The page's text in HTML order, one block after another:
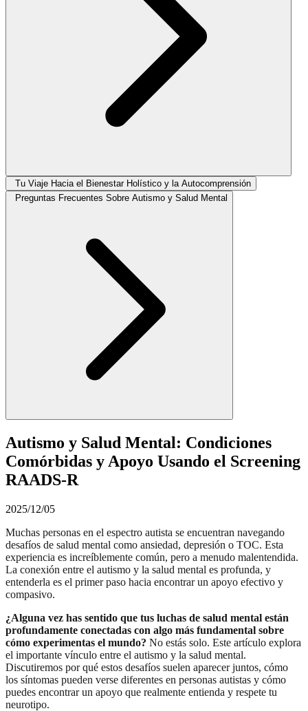
Tu Viaje Hacia el Bienestar Holístico y la Autocomprensión
Preguntas Frecuentes Sobre Autismo y Salud Mental
Autismo y Salud Mental: Condiciones
Comórbidas y Apoyo Usando el Screening
RAADS-R
2025/12/05
Muchas personas en el espectro autista se encuentran navegando
desafíos de salud mental como ansiedad, depresión o TOC. Esta
experiencia es increíblemente común, pero a menudo malentendida.
La conexión entre el autismo y la salud mental es profunda, y
entenderla es el primer paso hacia encontrar un apoyo efectivo y
compasivo.
¿Alguna vez has sentido que tus luchas de salud mental están
profundamente conectadas con algo más fundamental sobre
cómo experimentas el mundo? No estás solo. Este artículo explora
el importante vínculo entre el autismo y la salud mental.
Discutiremos por qué estos desafíos suelen aparecer juntos, cómo
los síntomas pueden verse diferentes en personas autistas y cómo
puedes encontrar un apoyo que realmente entienda y respete tu
neurotipo.